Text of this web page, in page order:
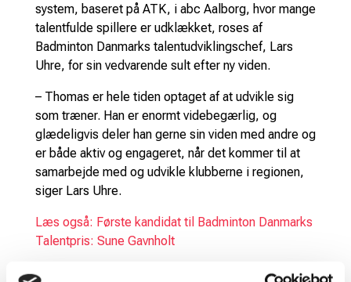
system, baseret på ATK, i abc Aalborg, hvor mange
talentfulde spillere er udklækket, roses af
Badminton Danmarks talentudviklingschef, Lars
Uhre, for sin vedvarende sult efter ny viden.
– Thomas er hele tiden optaget af at udvikle sig
som træner. Han er enormt videbegærlig, og
glædeligvis deler han gerne sin viden med andre og
er både aktiv og engageret, når det kommer til at
samarbejde med og udvikle klubberne i regionen,
siger Lars Uhre.
Læs også: Første kandidat til Badminton Danmarks
Talentpris: Sune Gavnholt
Netop samarbejdet er da også en vigtig prioritet for